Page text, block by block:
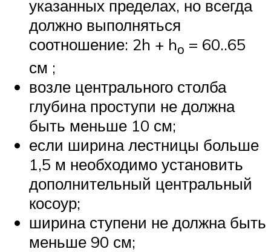
указанных пределах, но всегда
должно выполняться
соотношение: 2h + hо = 60..65
см ;
возле центрального столба
глубина проступи не должна
быть меньше 10 см;
если ширина лестницы больше
1,5 м необходимо установить
дополнительный центральный
косоур;
ширина ступени не должна быть
меньше 90 см;